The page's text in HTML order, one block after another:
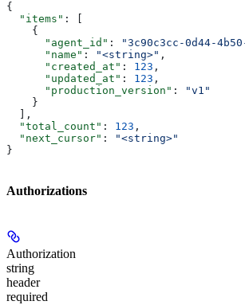
{
  "items"
: [
    {
      "agent_id"
:
"3c90c3cc-0d44-
      "name"
: "<string>" ,
      "created_at"
: 123 ,
      "updated_at"
: 123 ,
      "production_version"
:
"v1"
    }
  ],
  "total_count"
: 123 ,
  "next_cursor"
:
"<string>"
}
Authorizations
Authorization
string
header
required